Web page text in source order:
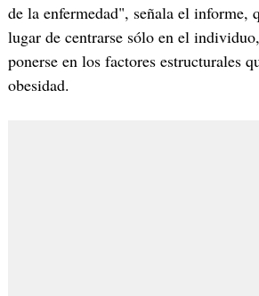
de la enfermedad", señala el informe,
lugar de centrarse sólo en el
ponerse en los factores estructurales
obesidad.